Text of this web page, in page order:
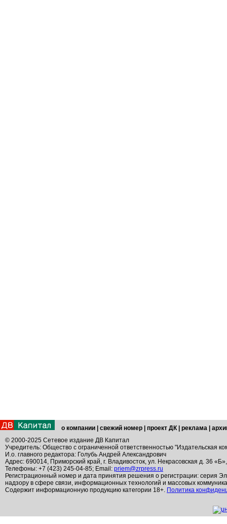
о компании свежий номер проект ДК реклама
© 2000-2025 Сетевое издание ДВ Капитал
Учредитель: Общество с ограниченной ответственностью "Издательская
И.о. главного редактора: Голубь Андрей Александрович
Адрес: 690014, Приморский край, г. Владивосток, ул. Некрасовская д. 36
Телефоны: +7 (423) 245-04-85; Email: priem@zrpress.ru
Регистрационный номер и дата принятия решения о регистрации: серия
надзору в сфере связи, информационных технологий и массовых
Содержит информационную продукцию категории 18+. Политика